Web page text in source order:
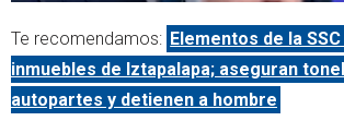
Te recomendamos: Elementos de la
inmuebles de Iztapalapa; aseguran
autopartes y detienen a hombre